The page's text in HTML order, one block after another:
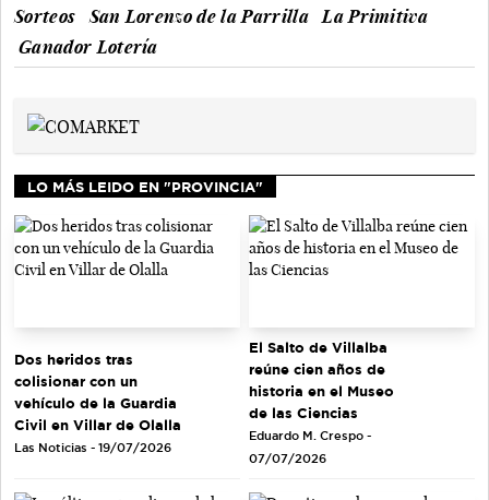
Sorteos
San Lorenzo de la Parrilla
La Primitiva
Ganador Lotería
LO MÁS LEIDO EN "PROVINCIA"
Dos heridos tras
colisionar con un
vehículo de la Guardia
Civil en Villar de Olalla
Las Noticias - 19/07/2026
El Salto de Villalba
reúne cien años de
historia en el Museo
de las Ciencias
Eduardo M. Crespo -
07/07/2026